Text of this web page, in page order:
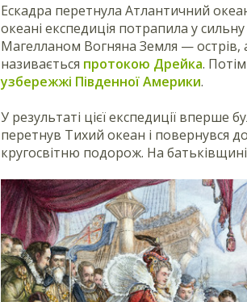
Ескадра перетнула Атлантичний
океані експедиція потрапила у
Магелланом Вогняна Земля — острів,
називається протокою Дрейка.
узбережжі Південної Америки.
У результаті цієї експедиції вперше
перетнув Тихий океан і повернувся
кругосвітню подорож. На